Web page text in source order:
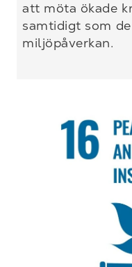
att möta ökade
samtidigt som
miljöpåverkan.